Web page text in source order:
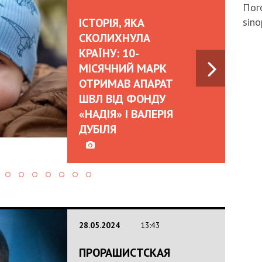
ІСТОРІЯ, ЯКА
СКОЛИХНУЛА
КРАЇНУ: 10-
МІСЯЧНИЙ МАРК
ОТРИМАВ АПАРАТ
ШВЛ ВІД ФОНДУ
«НАДІЯ» І ВАЛЕРІЯ
ДУБІЛЯ
28.05.2024 13:43
ПРОРАШИСТСКАЯ